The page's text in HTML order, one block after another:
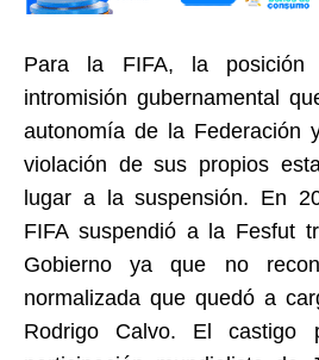
Para la FIFA, la
intromisión gubernamental
autonomía de la Federación
violación de sus propios
lugar a la suspensión. En
FIFA suspendió a la Fesfut
Gobierno ya que no
normalizada que quedó a
Rodrigo Calvo. El castigo